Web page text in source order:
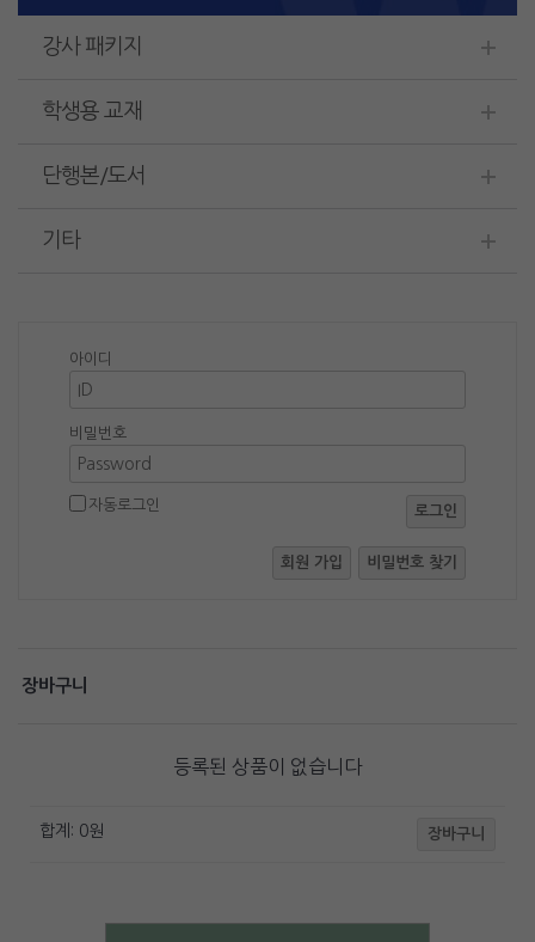
강사 패키지
학생용 교재
단행본/도서
기타
아이디
비밀번호
자동로그인 로그인
회원 가입 비밀번호 찾기
장바구니
등록된 상품이 없습니다
합계: 0원 장바구니